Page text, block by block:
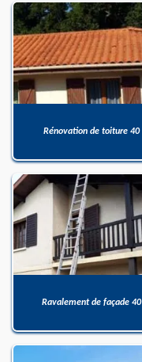
Rénovation de toiture 40
Ravalement de façade 40